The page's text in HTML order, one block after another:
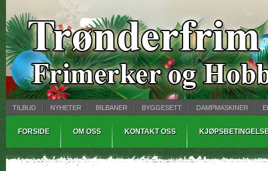
TILBUD NYHETER BILBANER BYGGESETT DAMPMASKINER
FORSIDE OM OSS KONTAKT OSS